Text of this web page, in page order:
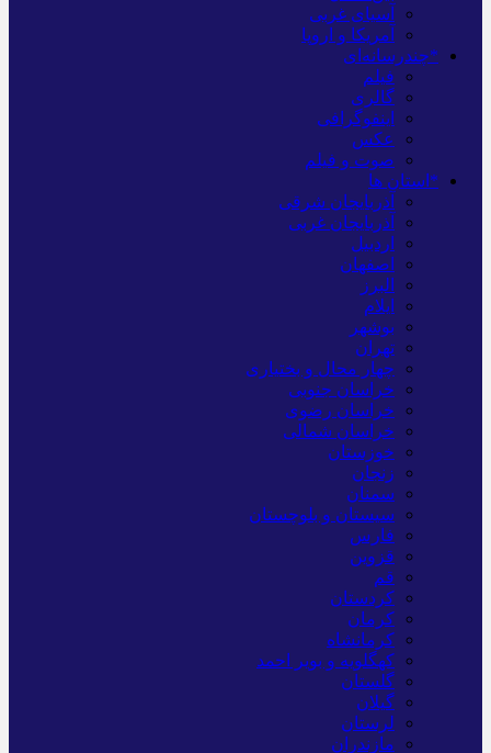
آسیای غربی
آمریکا و اروپا
*چندرسانه‌ای
فیلم
گالری
اینفوگرافی
عکس
صوت و فیلم
*استان ها
آذربایجان شرقی
آذربایجان غربی
اردبیل
اصفهان
البرز
ایلام
بوشهر
تهران
چهار محال و بختیاری
خراسان جنوبی
خراسان رضوی
خراسان شمالی
خوزستان
زنجان
سمنان
سیستان و بلوچستان
فارس
قزوین
قم
کردستان
کرمان
کرمانشاه
کهگلویه و بویر احمد
گلستان
گیلان
لرستان
مازندران